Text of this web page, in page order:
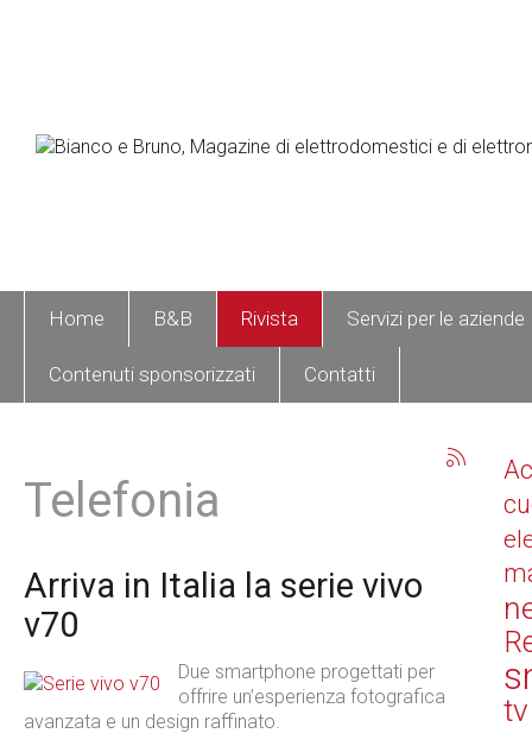
Home B&B Rivista Servizi per le aziende
Contenuti sponsorizzati Contatti
Telefonia
Arriva in Italia la serie vivo
v70
Due smartphone progettati per
offrire un’esperienza fotografica
avanzata e un design raffinato.
tv